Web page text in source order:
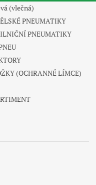
(vlečná)
PNEUMATIKY
PNEUMATIKY
(OCHRANNÉ LÍMCE)